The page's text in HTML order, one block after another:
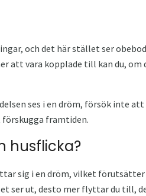
och det här stället ser
att vara kopplade till kan du, om
ses i en dröm, försök inte att
förskugga framtiden.
husflicka?
sig i en dröm, vilket
ser ut, desto mer flyttar du till,